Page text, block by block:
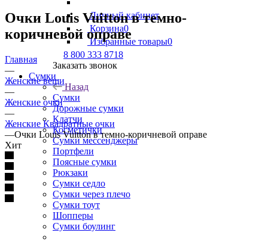
Личный кабинет
Корзина0
Избранные товары0
8 800 333 8718
Заказать звонок
Сумки
Назад
Сумки
Дорожные сумки
Клатчи
Косметички
Сумки мессенджеры
Портфели
Поясные сумки
Рюкзаки
Сумки седло
Сумки через плечо
Сумки тоут
Шопперы
Сумки боулинг
Очки Louis Vuitton в темно-
коричневой оправе
Главная
—
Женские вещи
—
Женские очки
—
Женские Квадратные очки
—Очки Louis Vuitton в темно-коричневой оправе
Хит